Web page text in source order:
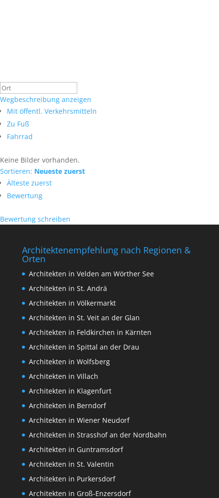
Wegbeschreibung anzeigen
Mit öffentl. Verkehrsmitteln
Zu Fuß
Fahrrad
Keine Bilder vorhanden.
Sortieren: Neueste zuerst
Älteste zuerst
Bewertung
Bewertung schreiben
Architektenempfehlung nach Regionen &
Orten
Architekten in Velden am Wörther See
Architekten in St. Andrä
Architekten in Völkermarkt
Architekten in St. Veit an der Glan
Architekten in Feldkirchen in Kärnten
Architekten in Spittal an der Drau
Architekten in Wolfsberg
Architekten in Villach
Architekten in Klagenfurt
Architekten in Berndorf
Architekten in Wiener Neudorf
Architekten in Strasshof an der Nordbahn
Architekten in Guntramsdorf
Architekten in St. Valentin
Architekten in Purkersdorf
Architekten in Groß-Enzersdorf